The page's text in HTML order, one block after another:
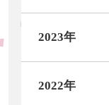
2023年
2022年